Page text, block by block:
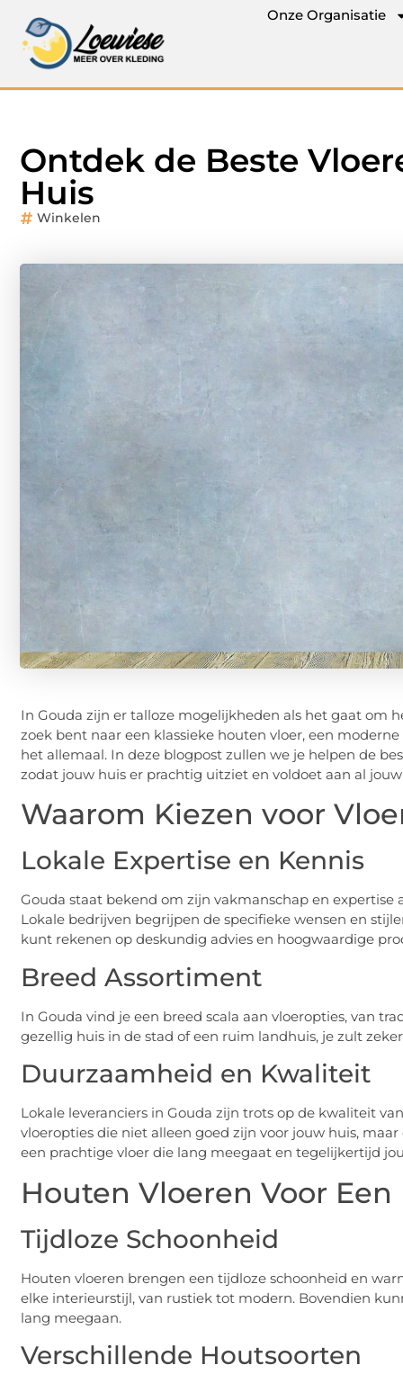
Onze Organisatie
Ontdek de Beste
Huis
Winkelen
In Gouda zijn er talloze mogelijkheden als het gaat om
zoek bent naar een klassieke houten vloer, een
het allemaal. In deze blogpost zullen we je helpen de
zodat jouw huis er prachtig uitziet en voldoet aan al
Waarom Kiezen voor
Lokale Expertise en Kennis
Gouda staat bekend om zijn vakmanschap en
Lokale bedrijven begrijpen de specifieke wensen en
kunt rekenen op deskundig advies en hoogwaardige
Breed Assortiment
In Gouda vind je een breed scala aan vloeropties, van
gezellig huis in de stad of een ruim landhuis, je zult
Duurzaamheid en Kwaliteit
Lokale leveranciers in Gouda zijn trots op de kwaliteit
vloeropties die niet alleen goed zijn voor jouw huis,
een prachtige vloer die lang meegaat en tegelijkertijd
Houten Vloeren Voor
Tijdloze Schoonheid
Houten vloeren brengen een tijdloze schoonheid en
elke interieurstijl, van rustiek tot modern. Bovendien
lang meegaan.
Verschillende Houtsoorten